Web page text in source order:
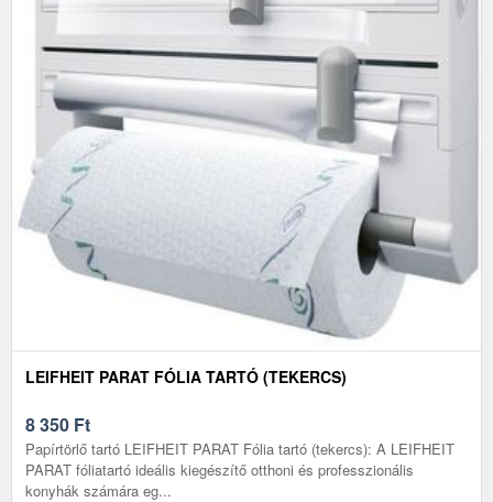
LEIFHEIT PARAT FÓLIA TARTÓ (TEKERCS)
8 350 Ft
Papírtörlő tartó LEIFHEIT PARAT Fólia tartó (tekercs): A LEIFHEIT
PARAT fóliatartó ideális kiegészítő otthoni és professzionális
konyhák számára eg...